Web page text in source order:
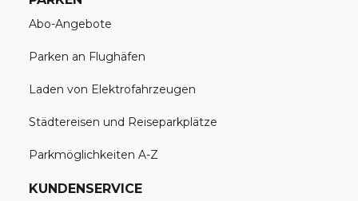
Abo-Angebote
Parken an Flughäfen
Laden von Elektrofahrzeugen
Städtereisen und Reiseparkplätze
Parkmöglichkeiten A-Z
KUNDENSERVICE